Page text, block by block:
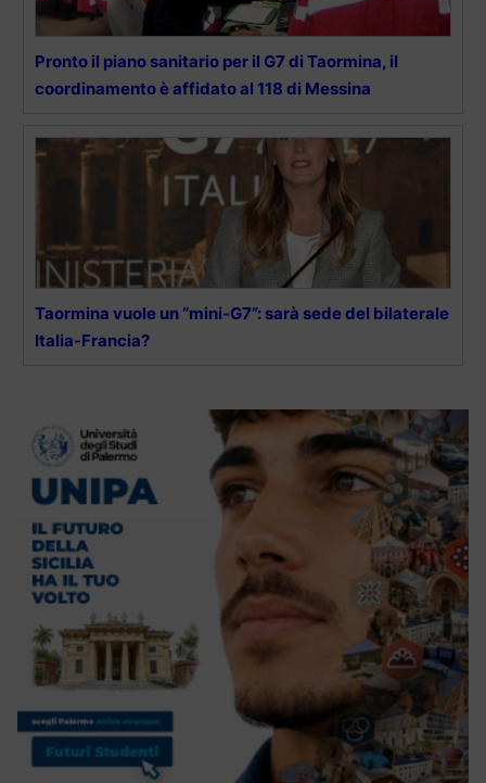
Pronto il piano sanitario per il G7 di Taormina, il
coordinamento è affidato al 118 di Messina
Taormina vuole un “mini-G7”: sarà sede del bilaterale
Italia-Francia?